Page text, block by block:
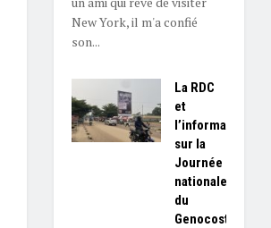
New York, il m'a confié
son...
La RDC
et
l’information
sur la
Journée
nationale
du
Genocost